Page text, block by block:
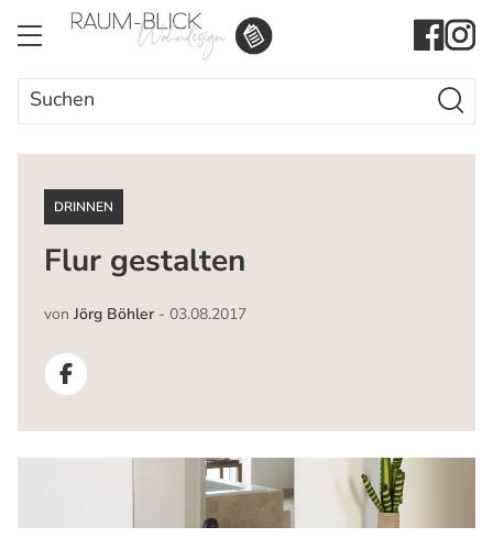
Search
for:
Search
DRINNEN
Flur gestalten
von Jörg Böhler - 03.08.2017